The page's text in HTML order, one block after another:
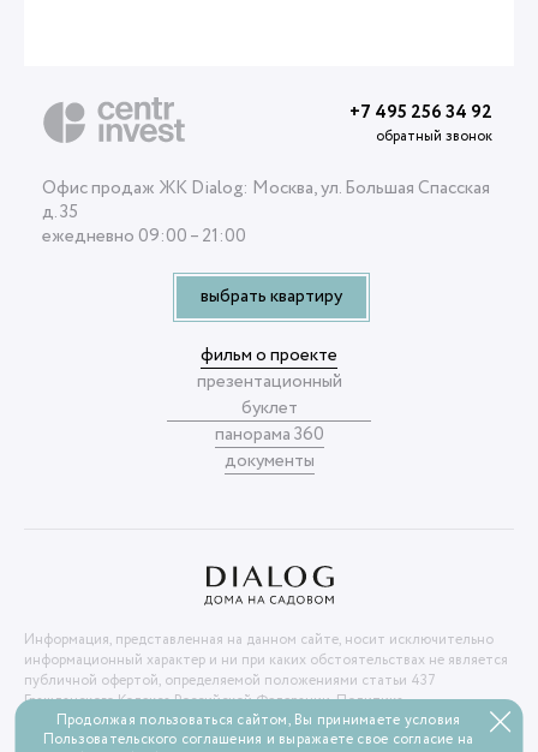
Офис продаж ЖК Dialog: Москва, ул. Большая Спасская
д. 35
ежедневно 09:00 – 21:00
фильм о проекте
презентационный
буклет
панорама 360
документы
выбрать квартиру
+7 495 256 34 92
обратный звонок
Информация, представленная на данном сайте, носит исключительно
информационный характер и ни при каких обстоятельствах не является
публичной офертой, определяемой положениями статьи 437
Гражданского Кодекса Российской Федерации.Политика
конфиденциальности
Продолжая пользоваться сайтом, Вы принимаете условия
Пользовательского соглашения и выражаете свое согласие на